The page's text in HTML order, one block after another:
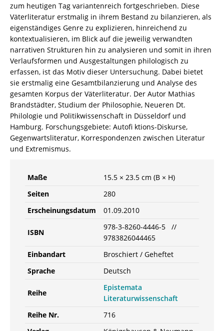
zum heutigen Tag variantenreich fortgeschrieben. Diese
Väterliteratur erstmalig in ihrem Bestand zu bilanzieren, als
eigenständiges Genre zu explizieren, hinreichend zu
kontextualisieren, im Blick auf die jeweilig verwandten
narrativen Strukturen hin zu analysieren und somit in ihren
Verlaufsformen und Ausgestaltungen philologisch zu
erfassen, ist das Motiv dieser Untersuchung. Dabei bietet
sie erstmalig eine Gesamtbilanzierung und Analyse des
gesamten Korpus der Väterliteratur. Der Autor Mathias
Brandstädter, Studium der Philosophie, Neueren Dt.
Philologie und Politikwissenschaft in Düsseldorf und
Hamburg. Forschungsgebiete: Autofi ktions-Diskurse,
Gegenwartsliteratur, Korrespondenzen zwischen Literatur
und Extremismus.
Maße
15.5 × 23.5 cm (B × H)
Seiten
280
Erscheinungsdatum
01.09.2010
ISBN
978-3-8260-4446-5 //
9783826044465
Einbandart
Broschiert / Geheftet
Sprache
Deutsch
Reihe
Epistemata
Literaturwissenschaft
Reihe Nr.
716